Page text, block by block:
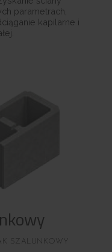
parametrach,
kapilarne i
SZALUNKOWY